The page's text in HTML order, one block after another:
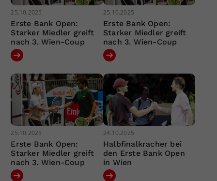
25.10.2025
Erste Bank Open:
Starker Miedler greift
nach 3. Wien-Coup
25.10.2025
Erste Bank Open:
Starker Miedler greift
nach 3. Wien-Coup
25.10.2025
Erste Bank Open:
Starker Miedler greift
nach 3. Wien-Coup
24.10.2025
Halbfinalkracher bei
den Erste Bank Open
in Wien